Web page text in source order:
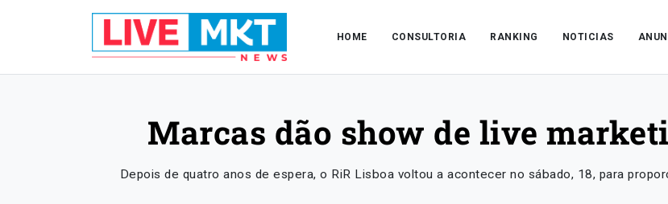
HOME CONSULTORIA RANKING NOTICIAS
Marcas dão show de live
Depois de quatro anos de espera, o RiR Lisboa voltou a acontecer no sábado, 18, para